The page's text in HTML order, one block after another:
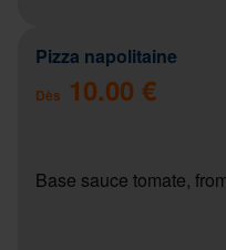
Pizza napolitaine
Dès 10.00 €
Base sauce tomate,